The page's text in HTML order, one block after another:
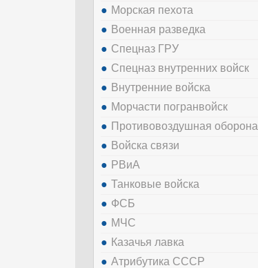
Морская пехота
Военная разведка
Спецназ ГРУ
Спецназ внутренних войск
Внутренние войска
Морчасти погранвойск
Противовоздушная оборона
Войска связи
РВиА
Танковые войска
ФСБ
МЧС
Казачья лавка
Атрибутика СССР